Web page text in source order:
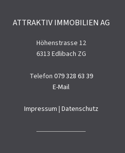
ATTRAKTIV IMMOBILIEN AG
Höhenstrasse 12
6313 Edlibach ZG
Telefon 079 328 63 39
E-Mail
Impressum | Datenschutz